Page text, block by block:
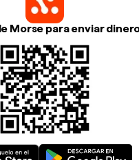
Morse para enviar